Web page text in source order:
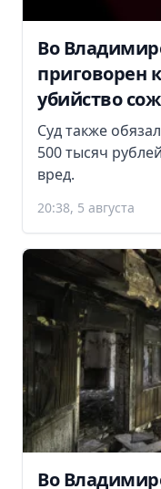
Во
приговорен
убийство
Суд также
500 тысяч
вред.
20:38, 5 августа
Во